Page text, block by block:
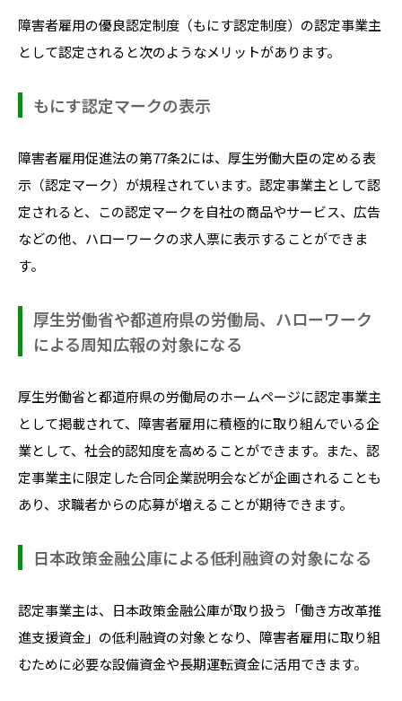
障害者雇用の優良認定制度（もにす認定制度）の認定事業主
として認定されると次のようなメリットがあります。
もにす認定マークの表示
障害者雇用促進法の第77条2には、厚生労働大臣の定める表
示（認定マーク）が規程されています。認定事業主として認
定されると、この認定マークを自社の商品やサービス、広告
などの他、ハローワークの求人票に表示することができま
す。
厚生労働省や都道府県の労働局、ハローワーク
による周知広報の対象になる
厚生労働省と都道府県の労働局のホームページに認定事業主
として掲載されて、障害者雇用に積極的に取り組んでいる企
業として、社会的認知度を高めることができます。また、認
定事業主に限定した合同企業説明会などが企画されることも
あり、求職者からの応募が増えることが期待できます。
日本政策金融公庫による低利融資の対象になる
認定事業主は、日本政策金融公庫が取り扱う「働き方改革推
進支援資金」の低利融資の対象となり、障害者雇用に取り組
むために必要な設備資金や長期運転資金に活用できます。